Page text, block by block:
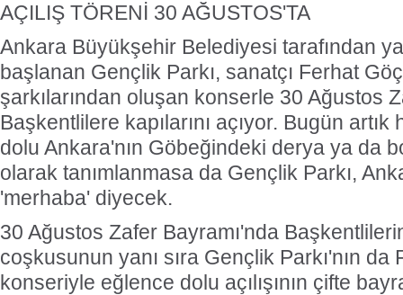
AÇILIŞ TÖRENİ 30 AĞUSTOS'TA
Ankara Büyükşehir Belediyesi tarafından
başlanan Gençlik Parkı, sanatçı Ferhat
şarkılarından oluşan konserle 30 Ağustos
Başkentlilere kapılarını açıyor. Bugün
dolu Ankara'nın Göbeğindeki derya ya da
olarak tanımlanmasa da Gençlik Parkı,
'merhaba' diyecek.
30 Ağustos Zafer Bayramı'nda
coşkusunun yanı sıra Gençlik Parkı'nın da
konseriyle eğlence dolu açılışının çifte